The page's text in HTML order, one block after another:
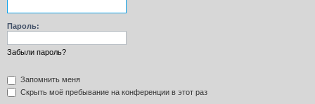
Пароль:
Забыли пароль?
Запомнить меня
Скрыть моё пребывание на конференции в этот раз